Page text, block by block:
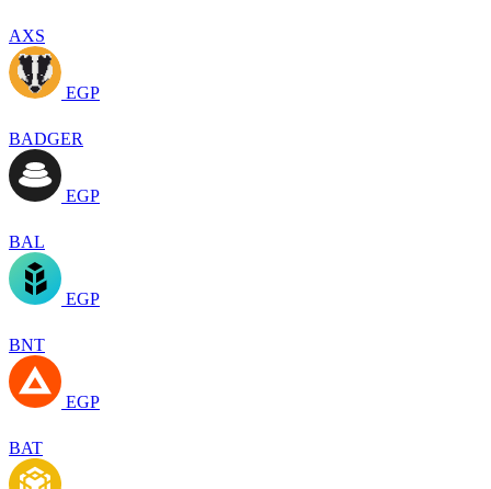
AXS
EGP
BADGER
EGP
BAL
EGP
BNT
EGP
BAT